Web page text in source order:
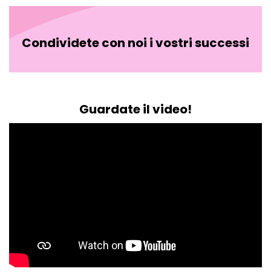
Condividete con noi i vostri successi
Guardate il video!